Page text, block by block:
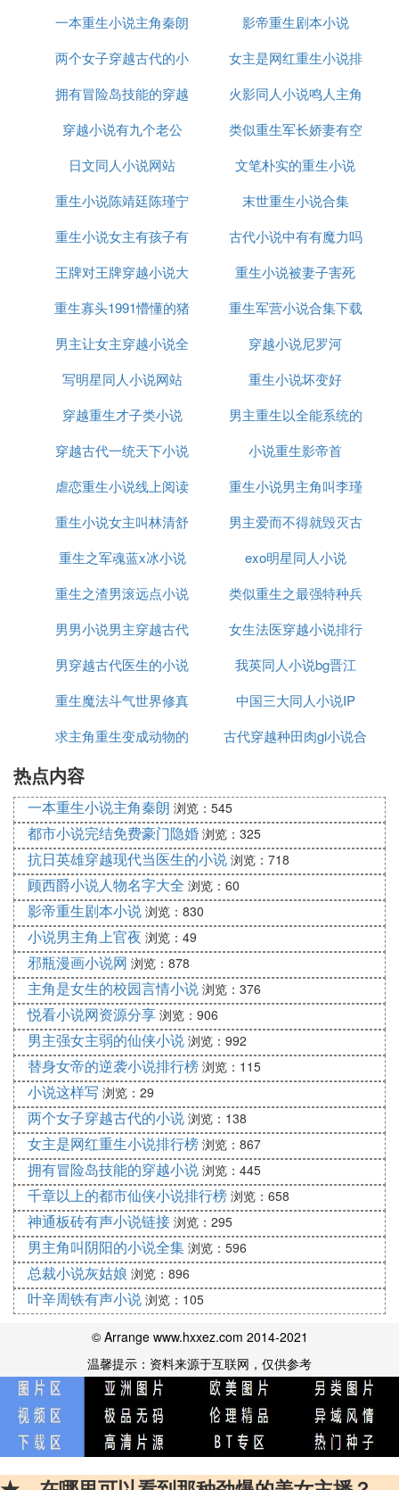
② 求好看的穿越或重生三国小说，主角要
是慢慢努力一统天下的。
《重生在三国》主角陈楚 巨好看 男人都爱看！！！
强烈推荐！！！！！！
有美女都收如
一统三国；司马
天下争霸之一统三国；亚汶斯达克
三国之江山一统；炎黄小子
.................
④ 有没有类似于狙击南宋的小说,或者穿越
一统天下的,
这类的可多了，就我知道而且收藏了好几本--如下：
大隋皇朝
带着警花闯三国
回到隋朝当皇帝
三国之帝国崛起
重生吕布一统三国
纵横三国之我是张辽
以上我认为还可以看了后救被我收藏了
一本重生小说主角秦朗
影帝重生剧本小说
两个女子穿越古代的小
说
女主是网红重生小说排
行榜
拥有冒险岛技能的穿越
小说
火影同人小说鸣人主角
穿越小说有九个老公
类似重生军长娇妻有空
间的小说
日文同人小说网站
文笔朴实的重生小说
重生小说陈靖廷陈瑾宁
末世重生小说合集
重生小说女主有孩子有
叫虎子的狗
古代小说中有有魔力吗
王牌对王牌穿越小说大
全
重生小说被妻子害死
重生寡头1991懵懂的猪
小说
重生军营小说合集下载
男主让女主穿越小说全
文阅读
穿越小说尼罗河
写明星同人小说网站
重生小说坏变好
穿越重生才子类小说
男主重生以全能系统的
小说
穿越古代一统天下小说
小说重生影帝首
虐恋重生小说线上阅读
重生小说男主角叫李瑾
重生小说女主叫林清舒
男主爱而不得就毁灭古
代小说
重生之军魂蓝x冰小说
exo明星同人小说
重生之渣男滚远点小说
类似重生之最强特种兵
小说
男男小说男主穿越古代
女生法医穿越小说排行
榜
男穿越古代医生的小说
在线阅读
我英同人小说bg晋江
重生魔法斗气世界修真
小说排行榜
中国三大同人小说IP
求主角重生变成动物的
古代穿越种田肉gl小说合
热点内容
一本重生小说主角秦朗 浏览：545
都市小说完结免费豪门隐婚 浏览：325
抗日英雄穿越现代当医生的小说 浏览：718
顾西爵小说人物名字大全 浏览：60
影帝重生剧本小说 浏览：830
小说男主角上官夜 浏览：49
邪瓶漫画小说网 浏览：878
主角是女生的校园言情小说 浏览：376
悦看小说网资源分享 浏览：906
男主强女主弱的仙侠小说 浏览：992
替身女帝的逆袭小说排行榜 浏览：115
小说这样写 浏览：29
两个女子穿越古代的小说 浏览：138
女主是网红重生小说排行榜 浏览：867
拥有冒险岛技能的穿越小说 浏览：445
千章以上的都市仙侠小说排行榜 浏览：658
神通板砖有声小说链接 浏览：295
男主角叫阴阳的小说全集 浏览：596
总裁小说灰姑娘 浏览：896
叶辛周铁有声小说 浏览：105
© Arrange www.hxxez.com 2014-2021
温馨提示：资料来源于互联网，仅供参考